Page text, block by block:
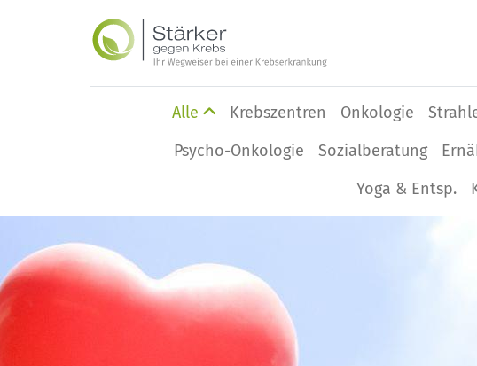
Alle Krebszentren Onkologie
Psycho-Onkologie
Sozialberatung
Yoga & Entsp.